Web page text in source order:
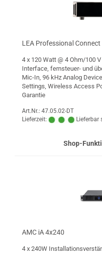
LEA Professional Connect
4 x 120 Watt @ 4 Ohm/100
Interface, fernsteuer- und
Mic-In, 96 kHz Analog
Settings, Wireless Access
Garantie
Art.Nr.: 47.05.02-DT
Lieferzeit:
Lieferbar
Shop-
AMC iA 4x240
4 x 240W